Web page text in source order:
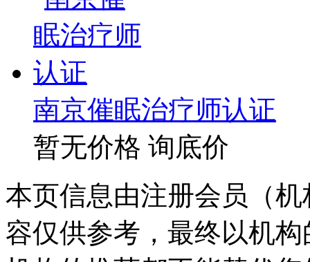
南京催眠治疗师认证
暂无价格 询底价
本页信息由注册会员（
容仅供参考，最终以机